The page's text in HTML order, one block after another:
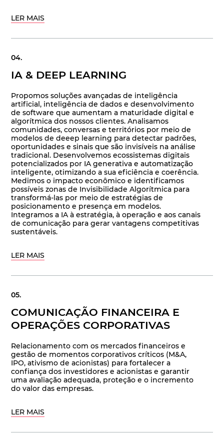
LER MAIS
IA & DEEP LEARNING
Propomos soluções avançadas de inteligência
artificial, inteligência de dados e desenvolvimento
de software que aumentam a maturidade digital e
algorítmica dos nossos clientes. Analisamos
comunidades, conversas e territórios por meio de
modelos de deeep learning para detectar padrões,
oportunidades e sinais que são invisíveis na análise
tradicional. Desenvolvemos ecossistemas digitais
potencializados por IA generativa e automatização
inteligente, otimizando a sua eficiência e coerência.
Medimos o impacto econômico e identificamos
possíveis zonas de Invisibilidade Algorítmica para
transformá-las por meio de estratégias de
posicionamento e presença em modelos.
Integramos a IA à estratégia, à operação e aos canais
de comunicação para gerar vantagens competitivas
sustentáveis.
LER MAIS
COMUNICAÇÃO FINANCEIRA E
OPERAÇÕES CORPORATIVAS
Relacionamento com os mercados financeiros e
gestão de momentos corporativos críticos (M&A,
IPO, ativismo de acionistas) para fortalecer a
confiança dos investidores e acionistas e garantir
uma avaliação adequada, proteção e o incremento
do valor das empresas.
LER MAIS